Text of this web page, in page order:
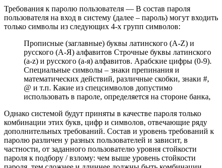
Требования к паролю пользователя — В состав пароля
пользователя на вход в систему (далее – пароль) могут входить
только символы из следующих 4-х групп символов:
Прописные (заглавные) буквы латинского (A-Z) и
русского (А-Я) алфавитов Строчные буквы латинского
(a-z) и русского (а-я) алфавитов. Арабские цифры (0-9).
Специальные символы – знаки препинания и
математических действий, различные скобки, знаки #,
@ и т.п. Какие из спецсимволов допустимо
использовать в пароле, определяется на стороне банка,
Однако системой будут приняты в качестве пароля только
комбинации этих букв, цифр и символов, отвечающие ряду
дополнительных требований. Состав и уровень требований к
паролю различен у разных пользователей и зависит, в
частности, от заданного пользователю уровня стойкости
пароля к подбору / взлому: чем выше уровень стойкости